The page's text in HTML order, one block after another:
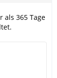
als 365 Tage